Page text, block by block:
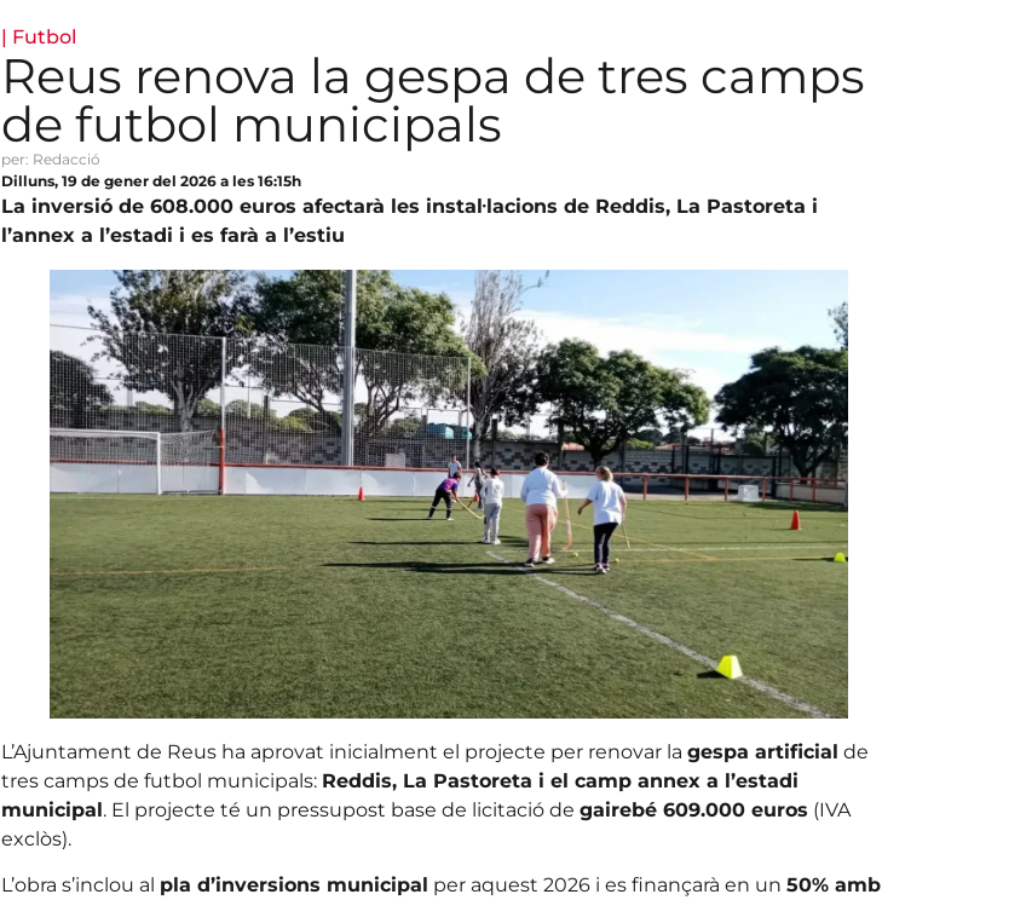
| Futbol
Reus renova la gespa de tres camps
de futbol municipals
per: Redacció
Dilluns, 19 de gener del 2026 a les 16:15h
La inversió de 608.000 euros afectarà les instal·lacions de Reddis, La Pastoreta i
l’annex a l’estadi i es farà a l’estiu
L’Ajuntament de Reus ha aprovat inicialment el projecte per renovar la gespa artificial de
tres camps de futbol municipals: Reddis, La Pastoreta i el camp annex a l’estadi
municipal. El projecte té un pressupost base de licitació de gairebé 609.000 euros (IVA
exclòs).
L’obra s’inclou al pla d’inversions municipal per aquest 2026 i es finançarà en un 50% amb